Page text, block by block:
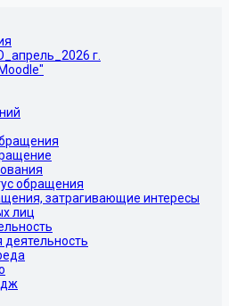
г.
обращения
затрагивающие интересы
лиц